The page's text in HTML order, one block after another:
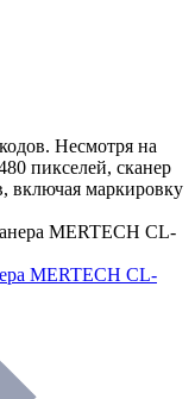
Несмотря на
пикселей, сканер
включая маркировку
MERTECH CL-